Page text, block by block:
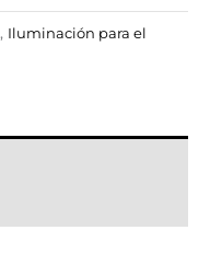
, Iluminación para el